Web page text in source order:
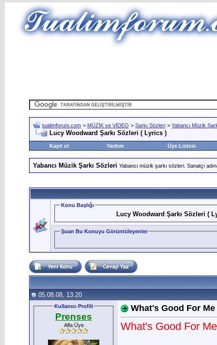
tualimforum.com > MÜZİK ve VİDEO > Şarkı Sözleri > Yabancı Müzik
Lucy Woodward Şarkı Sözleri ( Lyrics )
Kayıt ol Yardım Üye Listesi
Yabancı Müzik Şarkı Sözleri Yabancı müzik şarkı sözleri. Sanatçı
Konu Başlığı
Lucy Woodward Şarkı Sözleri (
Şuan Bu Konuyu Görüntüleyenler
05.08.08, 13:20
Kullanıcı Profili
Prenses
Alfa Üye
What's Good For Me
What's Good For Me